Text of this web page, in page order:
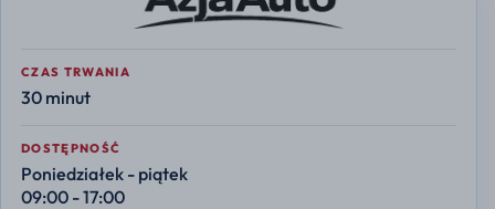
CZAS TRWANIA
30 minut
DOSTĘPNOŚĆ
Poniedziałek - piątek
09:00 - 17:00